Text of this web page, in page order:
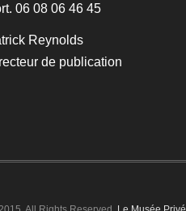
06 08 06 46 45
Reynolds
de publication